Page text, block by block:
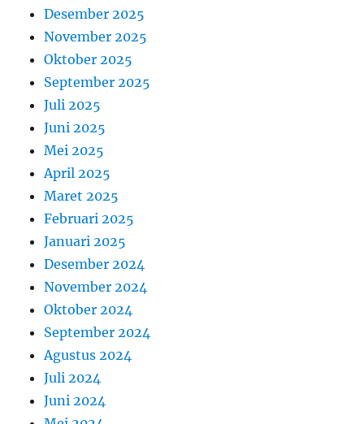
Desember 2025
November 2025
Oktober 2025
September 2025
Juli 2025
Juni 2025
Mei 2025
April 2025
Maret 2025
Februari 2025
Januari 2025
Desember 2024
November 2024
Oktober 2024
September 2024
Agustus 2024
Juli 2024
Juni 2024